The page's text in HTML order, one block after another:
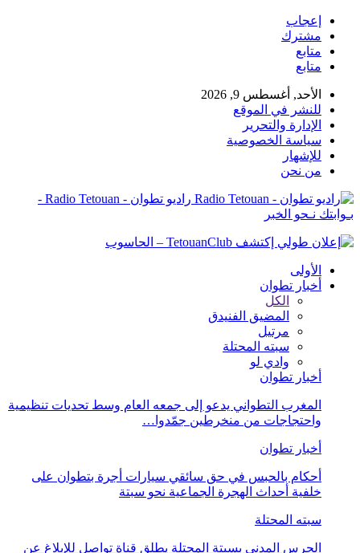
إعجاب
مشترك
متابع
متابع
الأحد, أغسطس 9, 2026
للنشر في الموقع
الإدارة والتحرير
سياسة الخصوصية
للإشهار
من نحن
راديو تطوان - Radio Tetouan -
بـوابتك نـحو الخبر
الأولى
أخبار تطوان
الكل
المضيق الفنيدق
مرتيل
سبته المحتلة
وادي لو
أخبار تطوان
المغرب التطواني يدعو إلى جمعه العام وسط تحديات تنظيمية
واحتجاجات من منخرطين جمّدوا…
أخبار تطوان
أحكام بالحبس في حق سائقي سيارات أجرة بتطوان على
خلفية أحداث الهجرة الجماعية نحو سبتة
سبته المحتلة
الحرس المدني بسبتة المحتلة يطلق قناة تواصل للإبلاغ عن